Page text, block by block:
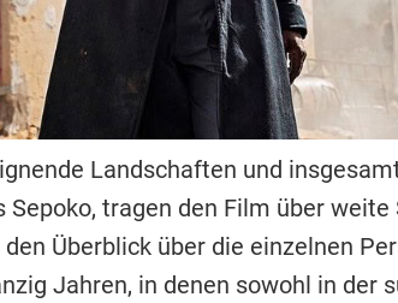
Landschaften und
tragen den Film über
Überblick über die einzelnen
Jahren, in denen sowohl in der